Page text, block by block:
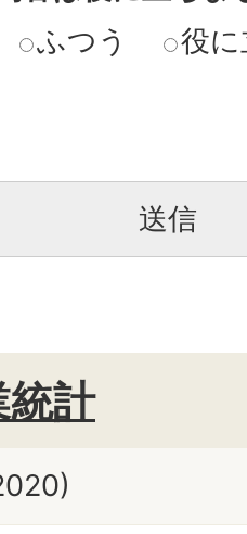
ふつう 役
統計